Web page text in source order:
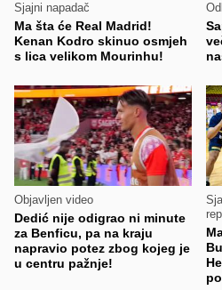
Sjajni napadač
Ma šta će Real Madrid!
Kenan Kodro skinuo osmjeh
s lica velikom Mourinhu!
Objavljen video
Dedić nije odigrao ni minute
za Benficu, pa na kraju
napravio potez zbog kojeg je
u centru pažnje!